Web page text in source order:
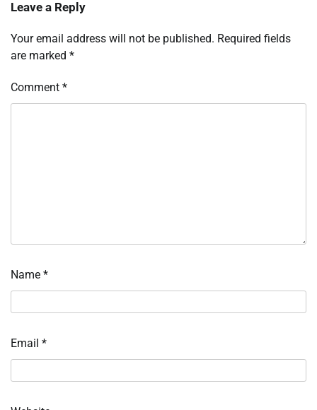
Leave a Reply
Your email address will not be published. Required fields
are marked *
Comment *
Name *
Email *